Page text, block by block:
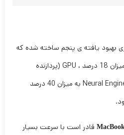
بهبود یافته ی پنجم ساخته شده که
باعث افزایش عملکرذ CPU به میزان 18 درصد ، GPU (پردازنده
گرافیکی) به میزان 35 درصد و Neural Engine به میزان 40 درصد
قادر است با سرعت بسیار